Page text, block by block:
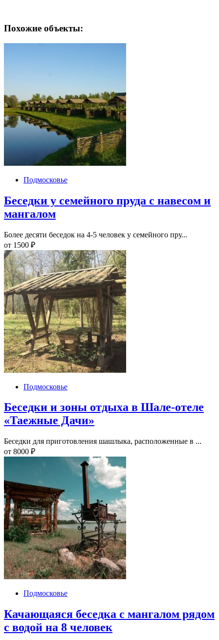
Похожие объекты:
Подмосковье
Беседки у семейного пруда с навесом и
мангалом
Более десяти беседок на 4-5 человек у семейного пру...
от 1500 ₽
Подмосковье
Беседки и зоны отдыха в Шале-отеле
«Таежные Дачи»
Беседки для приготовления шашлыка, расположенные в ...
от 8000 ₽
Подмосковье
Качающаяся беседка с мангалом рядом
с водой на 8 человек